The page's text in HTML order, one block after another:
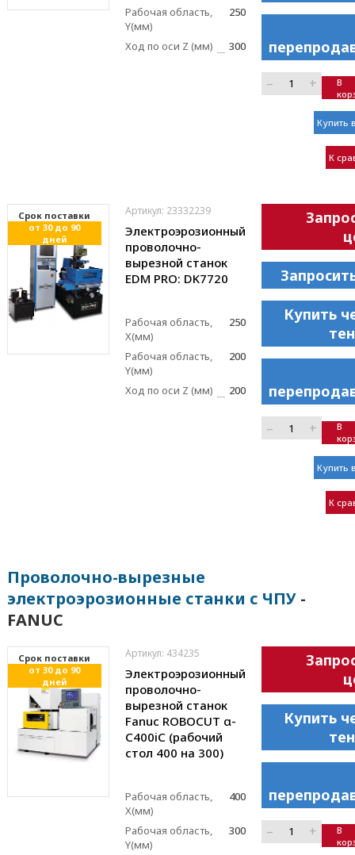
Рабочая область,
Y(мм)
250
Ход по оси Z (мм) 300
– +
В
Купить
К
Cрок поставки
от 30 до 90
дней
Артикул: 23332239
Электроэрозионный
проволочно-
вырезной станок
EDM PRO: DK7720
Рабочая область,
X(мм)
250
Рабочая область,
Y(мм)
200
Ход по оси Z (мм) 200
Купить
– +
В
Купить
К
Проволочно-вырезные
электроэрозионные станки с ЧПУ-
FANUC
Cрок поставки
от 30 до 90
дней
Артикул: 434235
Электроэрозионный
проволочно-
вырезной станок
Fanuc ROBOCUT α-
C400iC (рабочий
стол 400 на 300)
Рабочая область,
X(мм)
400
Рабочая область,
Y(мм)
300
Купить
– +
В